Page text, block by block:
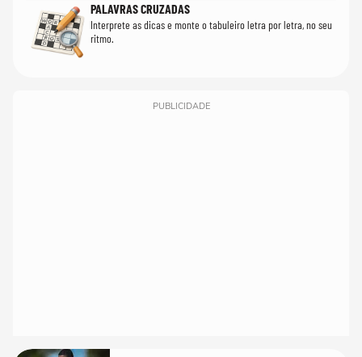
PALAVRAS CRUZADAS
Interprete as dicas e monte o tabuleiro letra por letra, no seu
ritmo.
PUBLICIDADE